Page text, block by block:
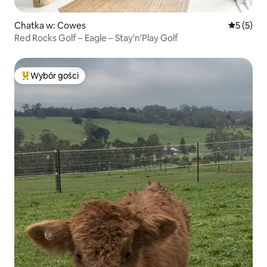
Chatka w: Cowes Średnia
5 (5)
Red Rocks Golf – Eagle – Stay'n'Play Golf
Najpopularniejsze z kategorii Wybór gości
Wybór gości